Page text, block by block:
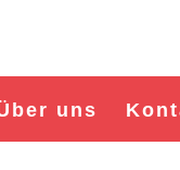
uns